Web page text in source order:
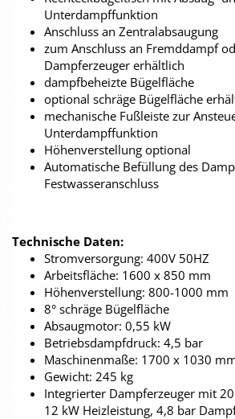
Unterdampffunktion
Anschluss an Zentralabsaugung
zum Anschluss an Fremddampf
Dampferzeuger erhältlich
dampfbeheizte Bügelfläche
optional schräge Bügelfläche
mechanische Fußleiste zur
Unterdampffunktion
Höhenverstellung optional
Automatische Befüllung des
Festwasseranschluss
Technische Daten:
Stromversorgung: 400V 50HZ
Arbeitsfläche: 1600 x 850 mm
Höhenverstellung: 800-1000 mm
8° schräge Bügelfläche
Absaugmotor: 0,55 kW
Betriebsdampfdruck: 4,5 bar
Maschinenmaße: 1700 x 1030
Gewicht: 245 kg
Integrierter Dampferzeuger mit
12 kW Heizleistung, 4,8 bar